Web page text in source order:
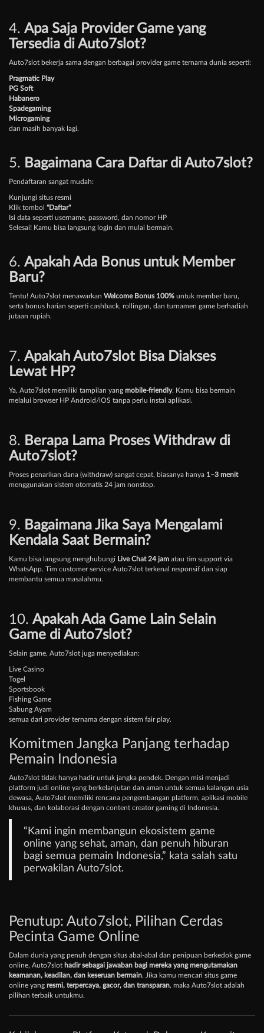
4. Apa Saja Provider Game yang
Tersedia di Auto7slot?
Auto7slot bekerja sama dengan berbagai provider game ternama dunia seperti:
Pragmatic Play
PG Soft
Habanero
Spadegaming
Microgaming
dan masih banyak lagi.
5. Bagaimana Cara Daftar di Auto7slot?
Pendaftaran sangat mudah:
Kunjungi situs resmi
Klik tombol "Daftar"
Isi data seperti username, password, dan nomor HP
Selesai! Kamu bisa langsung login dan mulai bermain.
6. Apakah Ada Bonus untuk Member
Baru?
Tentu! Auto7slot menawarkan Welcome Bonus 100% untuk member baru,
serta bonus harian seperti cashback, rollingan, dan turnamen game berhadiah
jutaan rupiah.
7. Apakah Auto7slot Bisa Diakses
Lewat HP?
Ya, Auto7slot memiliki tampilan yang mobile-friendly. Kamu bisa bermain
melalui browser HP Android/iOS tanpa perlu instal aplikasi.
8. Berapa Lama Proses Withdraw di
Auto7slot?
Proses penarikan dana (withdraw) sangat cepat, biasanya hanya 1–3 menit
menggunakan sistem otomatis 24 jam nonstop.
9. Bagaimana Jika Saya Mengalami
Kendala Saat Bermain?
Kamu bisa langsung menghubungi Live Chat 24 jam atau tim support via
WhatsApp. Tim customer service Auto7slot terkenal responsif dan siap
membantu semua masalahmu.
10. Apakah Ada Game Lain Selain
Game di Auto7slot?
Selain game, Auto7slot juga menyediakan:
Live Casino
Togel
Sportsbook
Fishing Game
Sabung Ayam
semua dari provider ternama dengan sistem fair play.
Komitmen Jangka Panjang terhadap
Pemain Indonesia
Auto7slot tidak hanya hadir untuk jangka pendek. Dengan misi menjadi
platform judi online yang berkelanjutan dan aman untuk semua kalangan usia
dewasa, Auto7slot memiliki rencana pengembangan platform, aplikasi mobile
khusus, dan kolaborasi dengan content creator gaming di Indonesia.
“Kami ingin membangun ekosistem game
online yang sehat, aman, dan penuh hiburan
bagi semua pemain Indonesia,” kata salah satu
perwakilan Auto7slot.
Penutup: Auto7slot, Pilihan Cerdas
Pecinta Game Online
Dalam dunia yang penuh dengan situs abal-abal dan penipuan berkedok game
online, Auto7slot hadir sebagai jawaban bagi mereka yang mengutamakan
keamanan, keadilan, dan keseruan bermain. Jika kamu mencari situs game
online yang resmi, terpercaya, gacor, dan transparan, maka Auto7slot adalah
pilihan terbaik untukmu.